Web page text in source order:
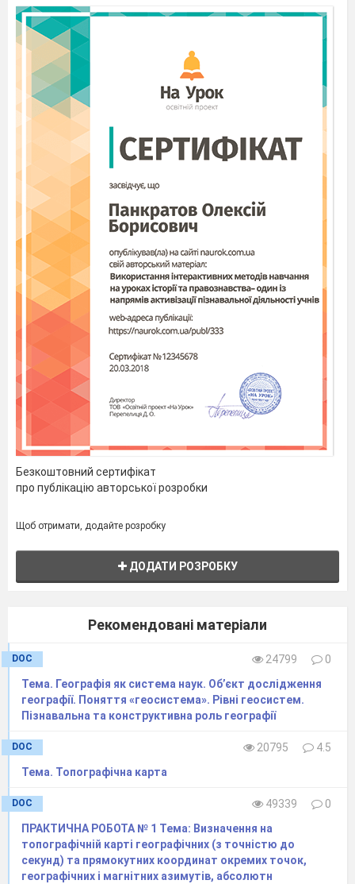
відносних висот
4
Плани населених
пунктів.
використання
топографічних карт,
Практична робота
2.
Читання схем руху
транспорту свого
міста (обласного
центру)
Тема 2. Картографія
Сучасні картографічні
твори.
Математична основа
Способи
картографічного
явищ на картах.
Практична робота
географічних
координат точок,
градусах і кілометрах
просторовим
охопленням картах.
6
Електронні карти та
Навігаційні карти.
Географічні
інформаційні
системи (ГІС),
Безкоштовний сертифікат
про публікацію авторської розробки
Щоб отримати, додайте розробку
ДОДАТИ РОЗРОБКУ
Рекомендовані матеріали
DOC 24799
0
Тема. Географія як система наук. Об’єкт дослідження
географії. Поняття «геосистема». Рівні геосистем.
Пізнавальна та конструктивна роль географії
DOC 20795
4.5
Тема. Топографічна карта
DOC 49339
0
ПРАКТИЧНА РОБОТА № 1 Тема: Визначення на
топографічній карті географічних (з точністю до
секунд) та прямокутних координат окремих точок,
географічних і магнітних азимутів, абсолютн